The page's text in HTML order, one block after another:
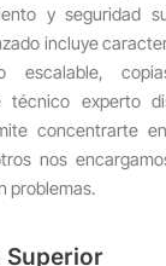
y seguridad
incluye
escalable,
técnico experto
concentrarte
nos
problemas.
Superior